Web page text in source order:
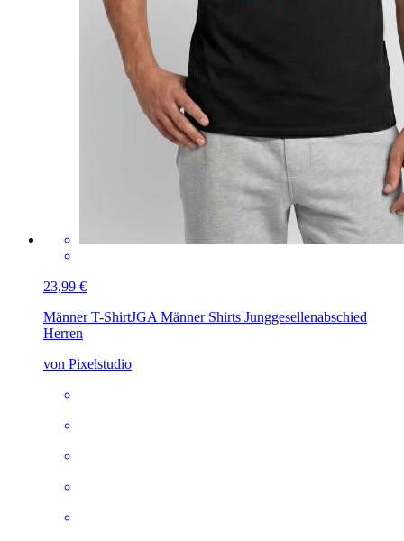
23,99 €
Männer T-ShirtJGA Männer Shirts Junggesellenabschied
Herren
von Pixelstudio